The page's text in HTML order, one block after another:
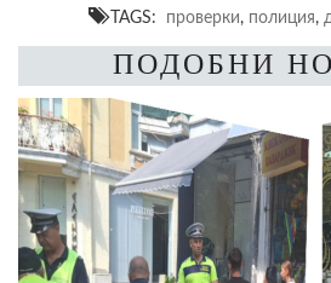
TAGS: проверки, полиция,
ПОДОБНИ